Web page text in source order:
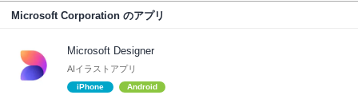
Microsoft Corporation のアプリ
Microsoft Designer
AIイラストアプリ
iPhone Android